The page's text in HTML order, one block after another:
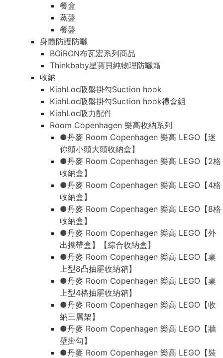
餐盒
蒸盤
餐盤
身體防護防曬
BOiRON布瓦宏系列商品
Thinkbaby星寶貝純物理防曬霜
收納
KiahLoc吸盤掛勾Suction hook
KiahLoc吸盤掛勾Suction hook禮盒組
KiahLoc吸力配件
Room Copenhagen 樂高收納系列
●丹麥 Room Copenhagen 樂高 LEGO【迷
你頭小頭大頭收納盒】
●丹麥 Room Copenhagen 樂高 LEGO【2格
收納盒】
●丹麥 Room Copenhagen 樂高 LEGO【4格
收納盒】
●丹麥 Room Copenhagen 樂高 LEGO【8格
收納盒】
●丹麥 Room Copenhagen 樂高 LEGO【外
出攜帶盒】【綜合收納盒】
●丹麥 Room Copenhagen 樂高 LEGO【桌
上型8凸抽屜收納箱】
●丹麥 Room Copenhagen 樂高 LEGO【桌
上型4格抽屜收納箱】
●丹麥 Room Copenhagen 樂高 LEGO【收
納三層架】
●丹麥 Room Copenhagen 樂高 LEGO【牆
壁掛勾】
●丹麥 Room Copenhagen 樂高 LEGO【裝